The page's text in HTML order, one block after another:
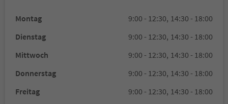
Montag 9:00 - 12:30, 14:30 - 18:00
Dienstag
9:00 - 12:30, 14:30 - 18:00
Mittwoch
9:00 - 12:30, 14:30 - 18:00
Donnerstag
9:00 - 12:30, 14:30 - 18:00
Freitag
9:00 - 12:30, 14:30 - 18:00